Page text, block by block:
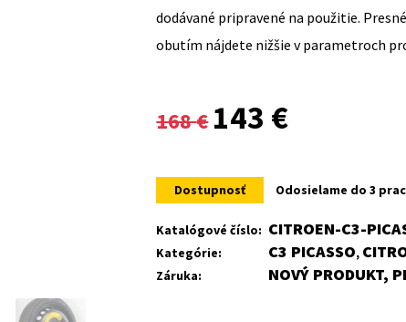
dodávané pripravené na použitie.
obutím nájdete nižšie v parametroch
168€
Original
was:
168 €.
143 €
is:
143 €.
Dostupnosť Odosielame do 3
Katalógové číslo: CITROEN-C3-
Kategórie: C3 PICASSO,
Záruka: NOVÝ PRODUKT,